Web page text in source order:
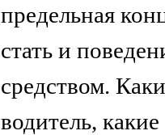
предельная
стать и
средством.
водитель,